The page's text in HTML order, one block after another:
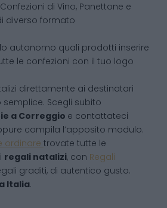
di Vino, Panettone e
diverso formato
autonomo quali prodotti inserire
le confezioni con il tuo logo
direttamente ai destinatari
Scegli subito
a Correggio e contattateci
compila l’apposito modulo.
ordinare trovate tutte le
regali natalizi, con Regali
graditi, di autentico gusto.
Italia.